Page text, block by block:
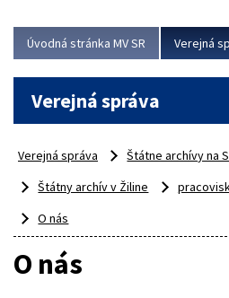
Úvodná stránka MV SR Verejná
Verejná správa
Verejná správa
Štátne archívy na
Štátny archív v Žiline
O nás
O nás